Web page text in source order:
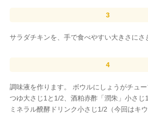
サラダチキンを、手で食べやすい大きさにさ
調味液を作ります。 ボウルにしょうがチュ
つゆ大さじ1と1/2、酒粕赤酢「潤朱」小さじ
ミネラル醗酵ドリンク小さじ1/2（今回はキ